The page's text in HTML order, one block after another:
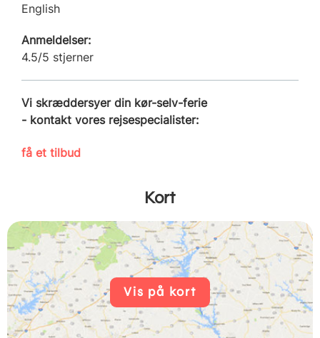
English
Anmeldelser:
4.5/5 stjerner
Vi skræddersyer din kør-selv-ferie
- kontakt vores rejsespecialister:
få et tilbud
Kort
Vis på kort